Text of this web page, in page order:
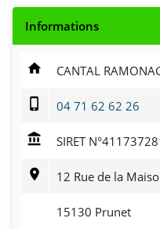
home CANTAL
phone_iphone 04 71 62 62 26
account_balance SIRET
location_on 12 Rue de la
15130 Prunet